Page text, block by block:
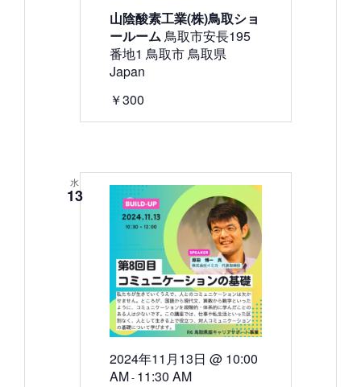
山陰酸素工業(株)鳥取ショ
ールーム鳥取市安長195
番地1 鳥取市 鳥取県
Japan
￥300
水
13
2024年11月13日 @ 10:00
AM - 11:30 AM